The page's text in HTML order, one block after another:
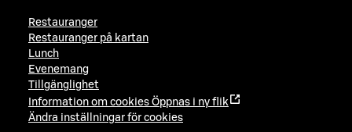
Restauranger
Restauranger på kartan
Lunch
Evenemang
Tillgänglighet
Information om cookies Öppnas i ny flik
Ändra inställningar för cookies